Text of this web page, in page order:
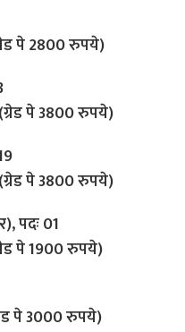
पे 2800 रुपये)
पे 3800 रुपये)
पे 3800 रुपये)
पदः 01
पे 1900 रुपये)
पे 3000 रुपये)